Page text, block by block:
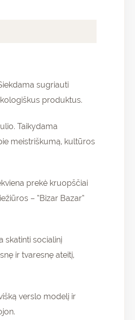
sugriauti
produktus.
Taikydama
meistriškumą, kultūros
prekė kruopščiai
– “Bizar Bazar”
skatinti socialinį
ir tvaresnę ateitį,
verslo modelį ir